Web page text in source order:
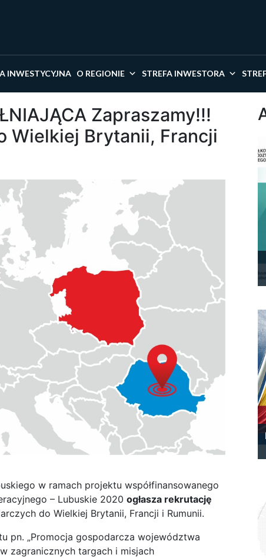
INWESTYCYJNA O REGIONIE STREFA INWESTORA
Zapraszamy!!!
Wielkiej Brytanii, Francji
w ramach projektu współfinansowanego
– Lubuskie 2020 ogłasza rekrutację
do Wielkiej Brytanii, Francji i Rumunii.
pn. „Promocja gospodarcza województwa
zagranicznych targach i misjach